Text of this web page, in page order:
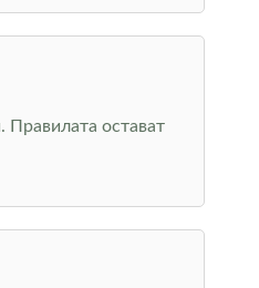
Правилата остават